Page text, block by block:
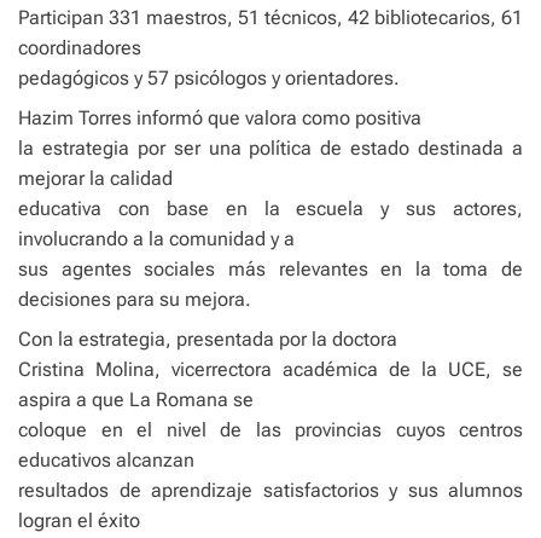
Participan 331 maestros, 51 técnicos, 42 bibliotecarios, 61
coordinadores
pedagógicos y 57 psicólogos y orientadores.
Hazim Torres informó que valora como positiva
la estrategia por ser una política de estado destinada a
mejorar la calidad
educativa con base en la escuela y sus actores,
involucrando a la comunidad y a
sus agentes sociales más relevantes en la toma de
decisiones para su mejora.
Con la estrategia, presentada por la doctora
Cristina Molina, vicerrectora académica de la UCE, se
aspira a que La Romana se
coloque en el nivel de las provincias cuyos centros
educativos alcanzan
resultados de aprendizaje satisfactorios y sus alumnos
logran el éxito